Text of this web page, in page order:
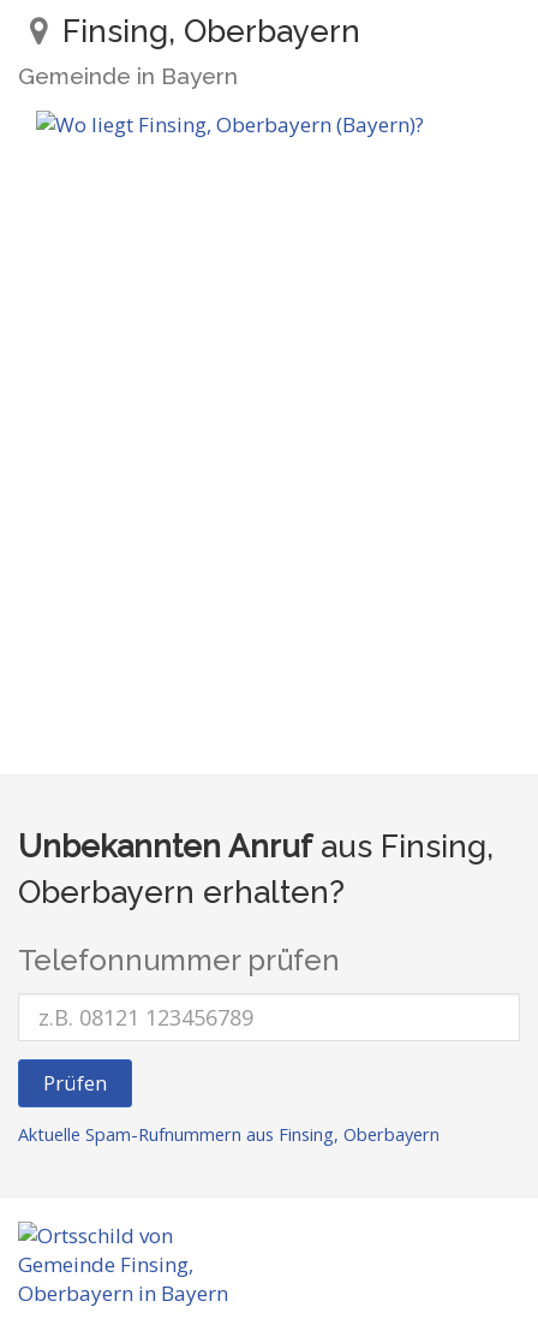
Finsing, Oberbayern
Gemeinde in Bayern
Unbekannten Anrufaus Finsing,
Oberbayern erhalten?
Telefonnummer prüfen
Prüfen
Aktuelle Spam-Rufnummern aus Finsing, Oberbayern